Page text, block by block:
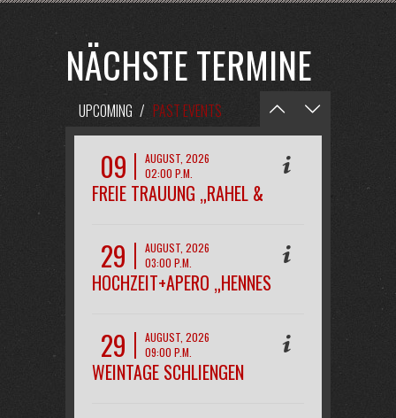
NÄCHSTE TERMINE
UPCOMING / PAST EVENTS
09
AUGUST, 2026
02:00 P.M.
FREIE TRAUUNG „RAHEL &
29
AUGUST, 2026
03:00 P.M.
HOCHZEIT+APERO „HENNES
29
AUGUST, 2026
09:00 P.M.
WEINTAGE SCHLIENGEN